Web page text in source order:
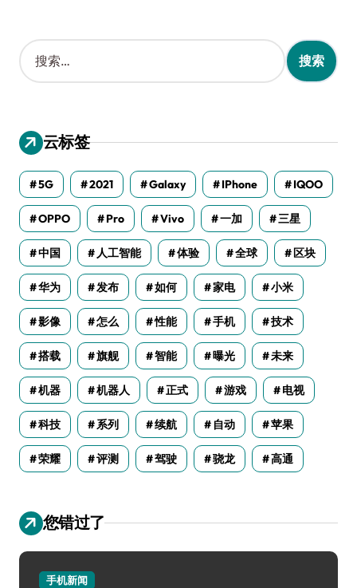
搜
索
：
云标签
5G 2021 Galaxy IPhone IQOO
OPPO Pro Vivo 一加 三星
中国 人工智能 体验 全球 区块
华为 发布 如何 家电 小米
影像 怎么 性能 手机 技术
搭载 旗舰 智能 曝光 未来
机器 机器人 正式 游戏 电视
科技 系列 续航 自动 苹果
荣耀 评测 驾驶 骁龙 高通
您错过了
手机新闻